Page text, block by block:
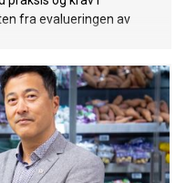
fra evalueringen av